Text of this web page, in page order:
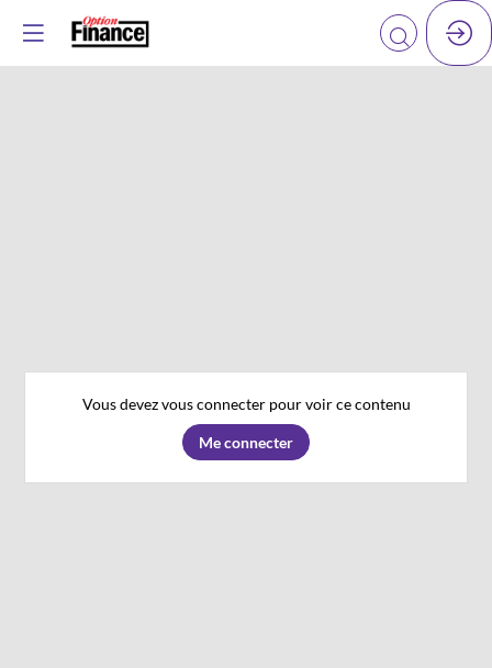
Vous devez vous connecter pour voir ce contenu
Me connecter